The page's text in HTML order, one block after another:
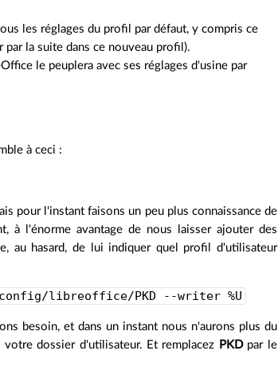
les réglages du profil par défaut, y compris ce
la suite dans ce nouveau profil).
le peuplera avec ses réglages d'usine par
à ceci :
pour l'instant faisons un peu plus connaissance de
à l'énorme avantage de nous laisser ajouter des
au hasard, de lui indiquer quel profil d'utilisateur
libreoffice/PKD --writer %U
besoin, et dans un instant nous n'aurons plus du
dossier d'utilisateur. Et remplacez PKDpar le